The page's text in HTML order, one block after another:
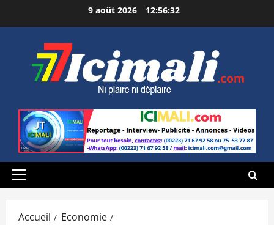
au
9 août 2026 12:56:33
Menu
Accueil
Economie